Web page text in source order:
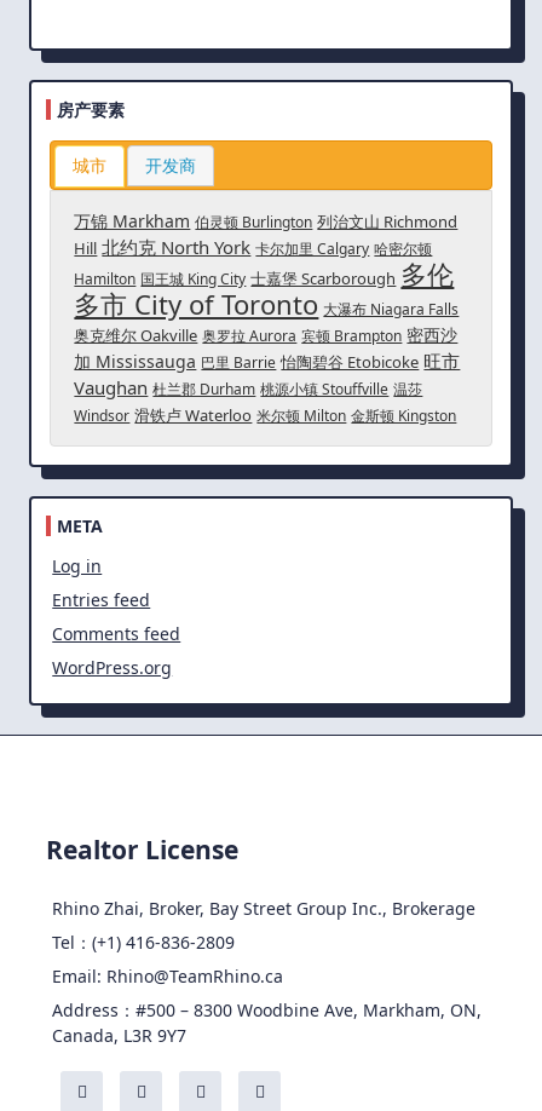
房产要素
城市 开发商
万锦 Markham 伯灵顿 Burlington 列治文山 Richmond
Hill 北约克 North York 卡尔加里 Calgary 哈密尔顿
Hamilton 国王城 King City 士嘉堡 Scarborough 多伦
多市 City of Toronto 大瀑布 Niagara Falls
奥克维尔 Oakville 奥罗拉 Aurora 宾顿 Brampton 密西沙
加 Mississauga 巴里 Barrie 怡陶碧谷 Etobicoke 旺市
Vaughan 杜兰郡 Durham 桃源小镇 Stouffville 温莎
Windsor 滑铁卢 Waterloo 米尔顿 Milton 金斯顿 Kingston
META
Log in
Entries feed
Comments feed
WordPress.org
Realtor License
Rhino Zhai, Broker, Bay Street Group Inc., Brokerage
Tel：(+1) 416-836-2809
Email: Rhino@TeamRhino.ca
Address：#500 – 8300 Woodbine Ave, Markham, ON,
Canada, L3R 9Y7